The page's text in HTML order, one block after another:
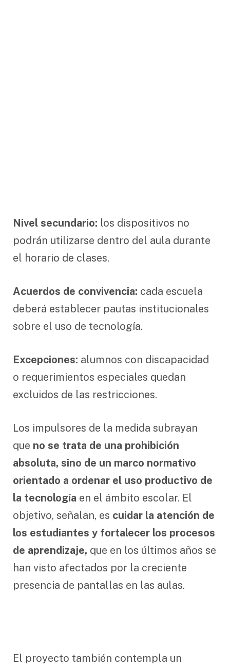
Nivel secundario: los dispositivos no
podrán utilizarse dentro del aula durante
el horario de clases.
Acuerdos de convivencia: cada escuela
deberá establecer pautas institucionales
sobre el uso de tecnología.
Excepciones: alumnos con discapacidad
o requerimientos especiales quedan
excluidos de las restricciones.
Los impulsores de la medida subrayan
que no se trata de una prohibición
absoluta, sino de un marco normativo
orientado a ordenar el uso productivo de
la tecnología en el ámbito escolar. El
objetivo, señalan, es cuidar la atención de
los estudiantes y fortalecer los procesos
de aprendizaje, que en los últimos años se
han visto afectados por la creciente
presencia de pantallas en las aulas.
El proyecto también contempla un